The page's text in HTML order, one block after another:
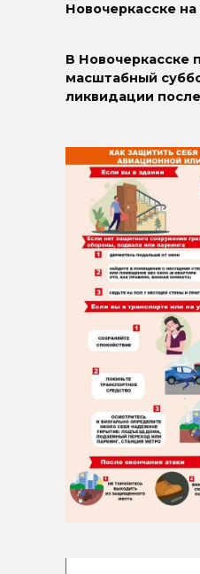
Новочеркасске
В Новочеркасске
масштабный
ликвидации